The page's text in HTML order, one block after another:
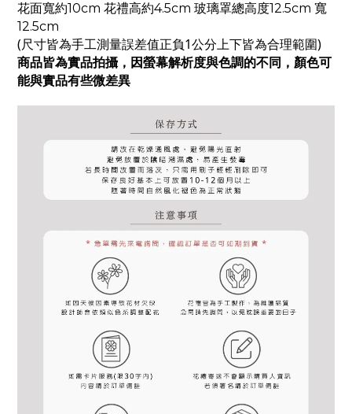
花面寬約10cm 花禮高約4.5cm 玻璃罩總高度12.5cm 寬
12.5cm
(尺寸皆為手工測量誤差值正負1公分上下皆為合理範圍)
商品皆為實品拍攝，因螢幕解析度與色調的不同，顏色可
能與實品有些微差異